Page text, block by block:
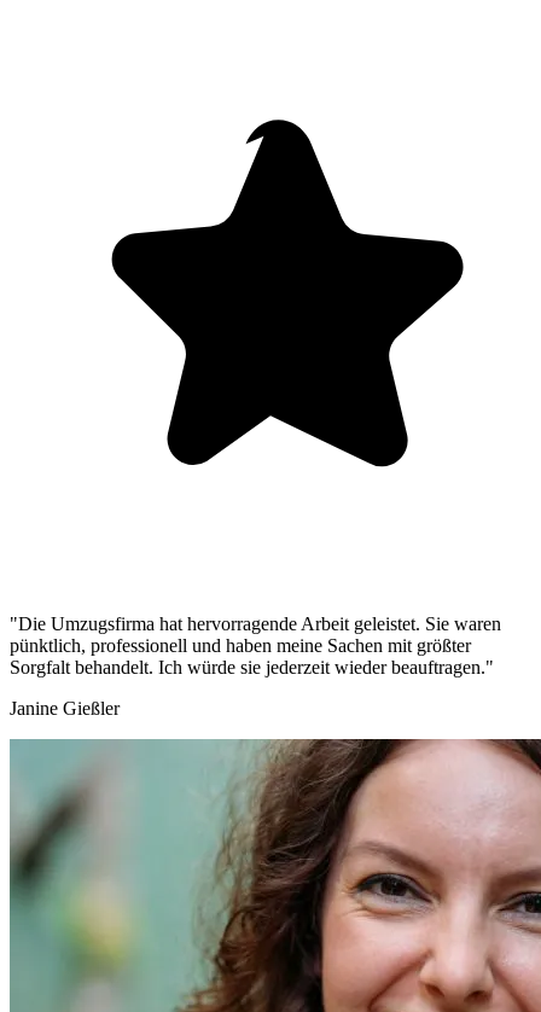
"Die Umzugsfirma hat hervorragende Arbeit geleistet. Sie waren
pünktlich, professionell und haben meine Sachen mit größter
Sorgfalt behandelt. Ich würde sie jederzeit wieder beauftragen."
Janine Gießler